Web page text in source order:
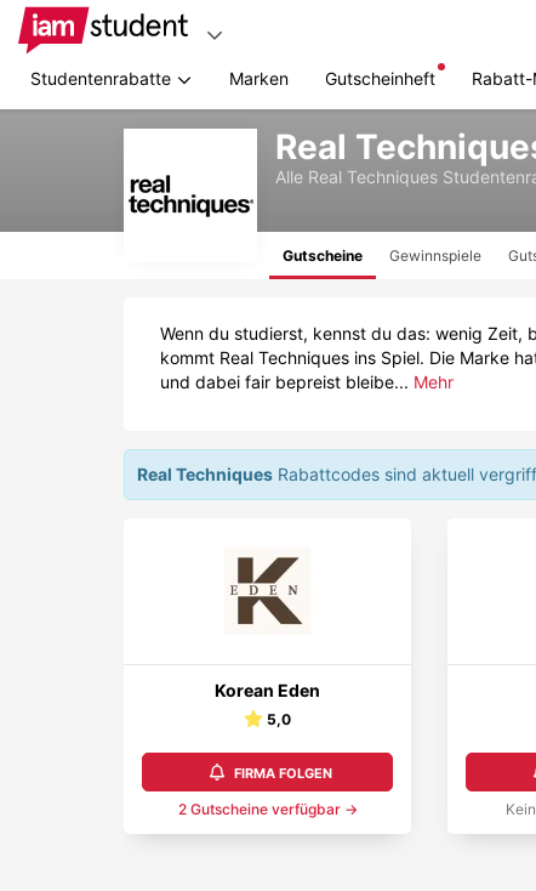
Studentenrabatte Marken Gutscheinheft Rabatt-
Real
Alle Real Techniques
Gutscheine Gewinnspiele
Wenn du studierst, kennst du das: wenig Zeit,
kommt Real Techniques ins Spiel. Die Marke
und dabei fair bepreist bleibe... Mehr
Real Techniques Rabattcodes sind aktuell
Korean Eden
5,0
FIRMA FOLGEN
2 Gutscheine verfügbar →